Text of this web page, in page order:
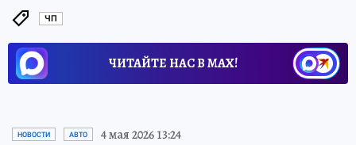
ЧП
ЧИТАЙТЕ НАС В МАХ!
НОВОСТИ АВТО 4 мая 2026 13:24